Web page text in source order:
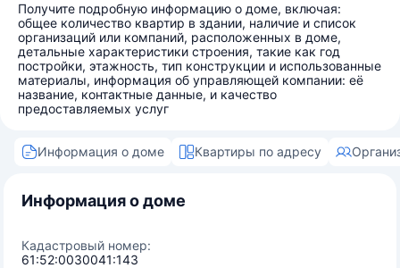
Получите подробную информацию о доме, включая:
общее количество квартир в здании, наличие и список
организаций или компаний, расположенных в доме,
детальные характеристики строения, такие как год
постройки, этажность, тип конструкции и использованные
материалы, информация об управляющей компании: её
название, контактные данные, и качество
предоставляемых услуг
Информация о доме Квартиры по адресу
Информация о доме
Кадастровый номер:
61:52:0030041:143